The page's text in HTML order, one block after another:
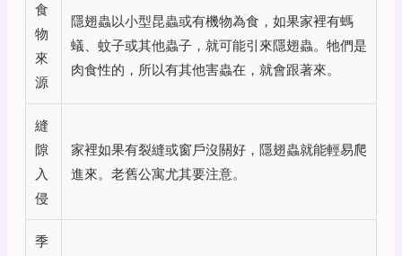
食
物
來
源
隱翅蟲以小型昆蟲或有機物為食，如果家裡有螞
蟻、蚊子或其他蟲子，就可能引來隱翅蟲。牠們是
肉食性的，所以有其他害蟲在，就會跟著來。
縫
隙
入
侵
家裡如果有裂縫或窗戶沒關好，隱翅蟲就能輕易爬
進來。老舊公寓尤其要注意。
季